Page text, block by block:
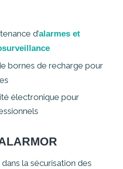
d’alarmes et
bornes de recharge pour
électronique pour
la sécurisation des